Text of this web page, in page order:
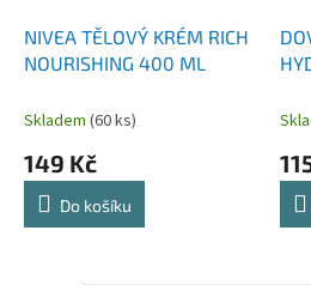
NIVEA TĚLOVÝ KRÉM RICH
NOURISHING 400 ML
Skladem (60 ks)
149 Kč
Do košíku